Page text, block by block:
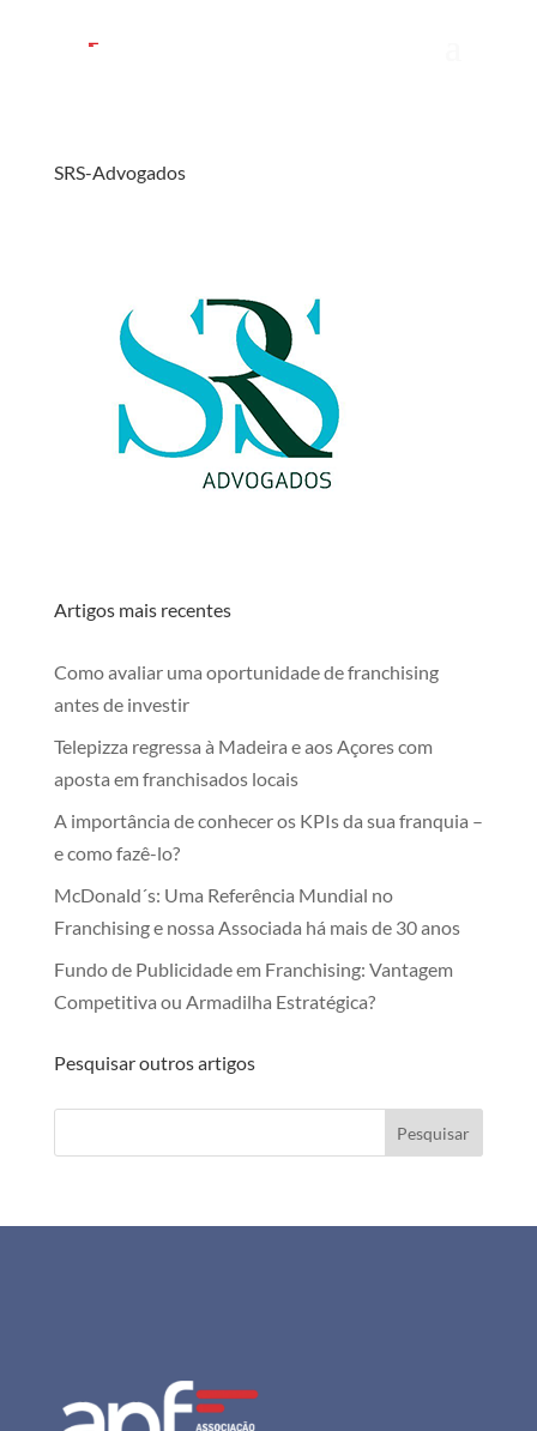
SRS-Advogados
Artigos mais recentes
Como avaliar uma oportunidade de franchising
antes de investir
Telepizza regressa à Madeira e aos Açores com
aposta em franchisados locais
A importância de conhecer os KPIs da sua franquia –
e como fazê-lo?
McDonald´s: Uma Referência Mundial no
Franchising e nossa Associada há mais de 30 anos
Fundo de Publicidade em Franchising: Vantagem
Competitiva ou Armadilha Estratégica?
Pesquisar outros artigos
Pesquisar